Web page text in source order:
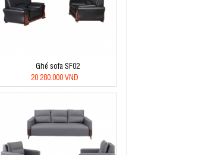
Ghế sofa SF02
20.280.000 VNĐ